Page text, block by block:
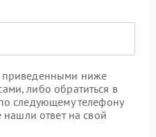
приведенными ниже
либо обратиться в
следующему телефону
нашли ответ на свой